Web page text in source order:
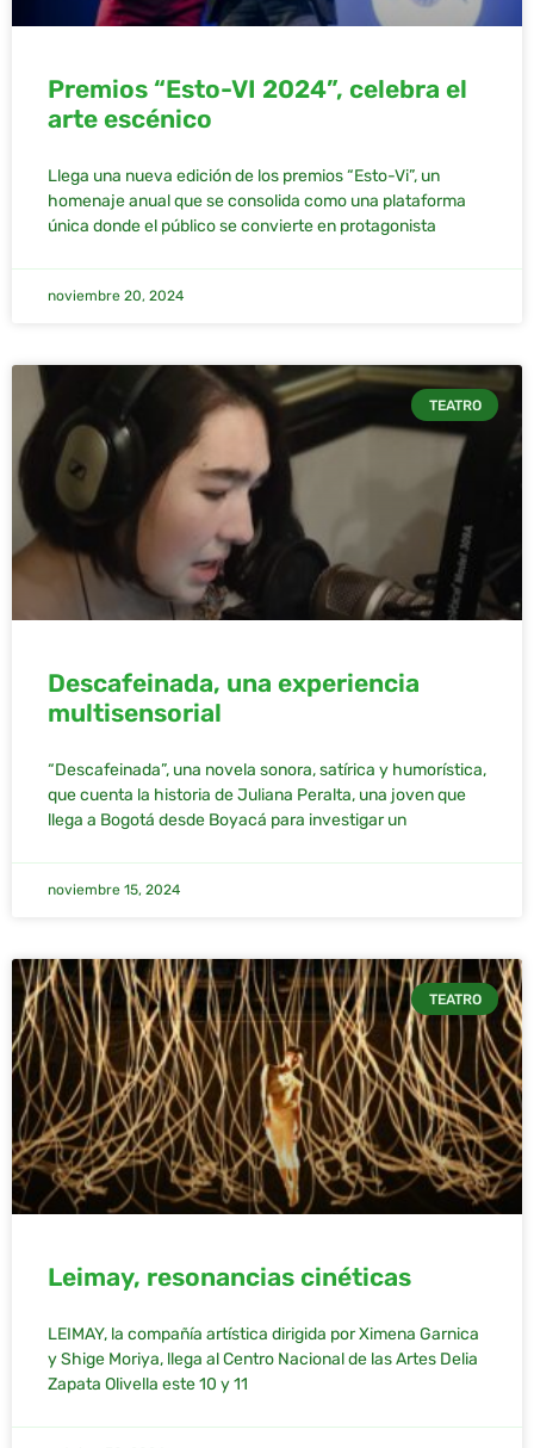
Premios “Esto-VI 2024”, celebra el
arte escénico
Llega una nueva edición de los premios “Esto-Vi”, un
homenaje anual que se consolida como una plataforma
única donde el público se convierte en protagonista
noviembre 20, 2024
TEATRO
Descafeinada, una experiencia
multisensorial
“Descafeinada”, una novela sonora, satírica y humorística,
que cuenta la historia de Juliana Peralta, una joven que
llega a Bogotá desde Boyacá para investigar un
noviembre 15, 2024
TEATRO
Leimay, resonancias cinéticas
LEIMAY, la compañía artística dirigida por Ximena Garnica
y Shige Moriya, llega al Centro Nacional de las Artes Delia
Zapata Olivella este 10 y 11